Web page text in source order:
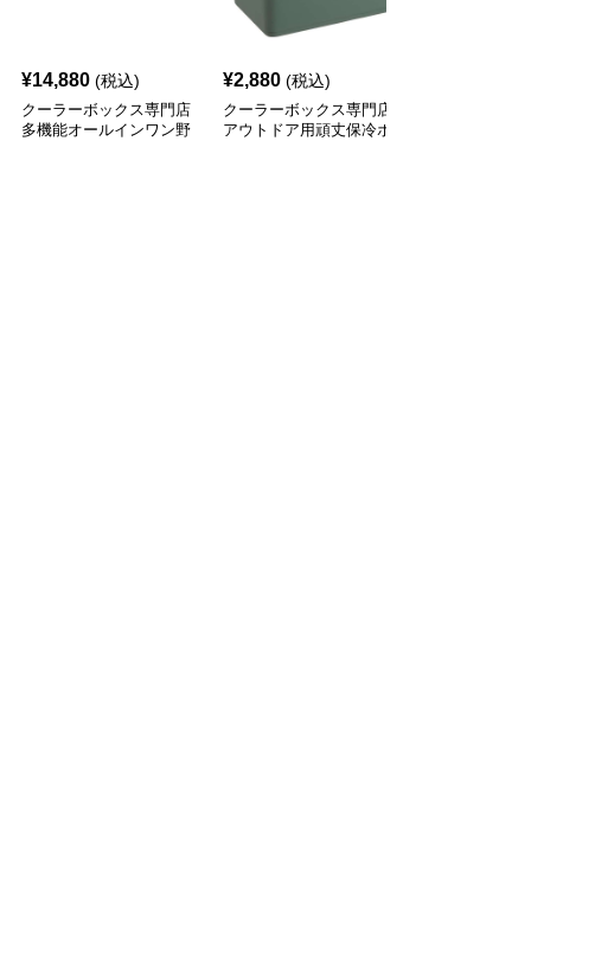
¥14,880 (税込)
クーラーボックス専門店
多機能オールインワン野
¥2,880 (税込)
クーラーボックス専門店
アウトドア用頑丈保冷ボ